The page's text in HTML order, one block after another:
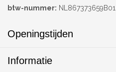
btw-nummer: NL867373659B01
Openingstijden
Informatie